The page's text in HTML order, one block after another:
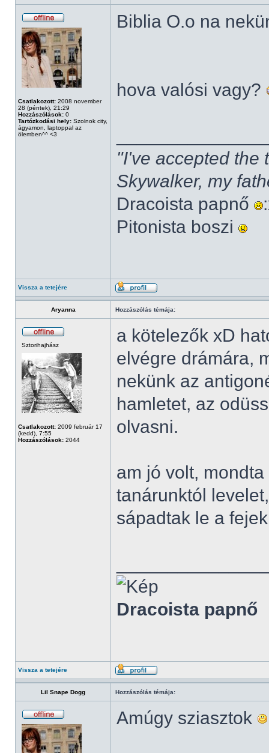
Csatlakozott: 2008 november
28 (péntek), 21:29
Hozzászólások: 0
Tartózkodási hely: Szolnok city,
ágyamon, laptoppal az
ölemben^^ <3
Biblia O.o na
hova valósi vagy?
"I've accepted the
Skywalker, my
Dracoista papnő
Pitonista boszi
Vissza a tetejére
Aryanna Hozzászólás témája:
Sztorihajhász
Csatlakozott: 2009 február 17
(kedd), 7:55
Hozzászólások: 2044
a kötelezők xD
elvégre drámára,
nekünk az
hamletet, az
olvasni.
am jó volt,
tanárunktól
sápadtak le a
Dracoista papnő
Vissza a tetejére
Lil Snape Dogg Hozzászólás témája:
Amúgy sziasztok